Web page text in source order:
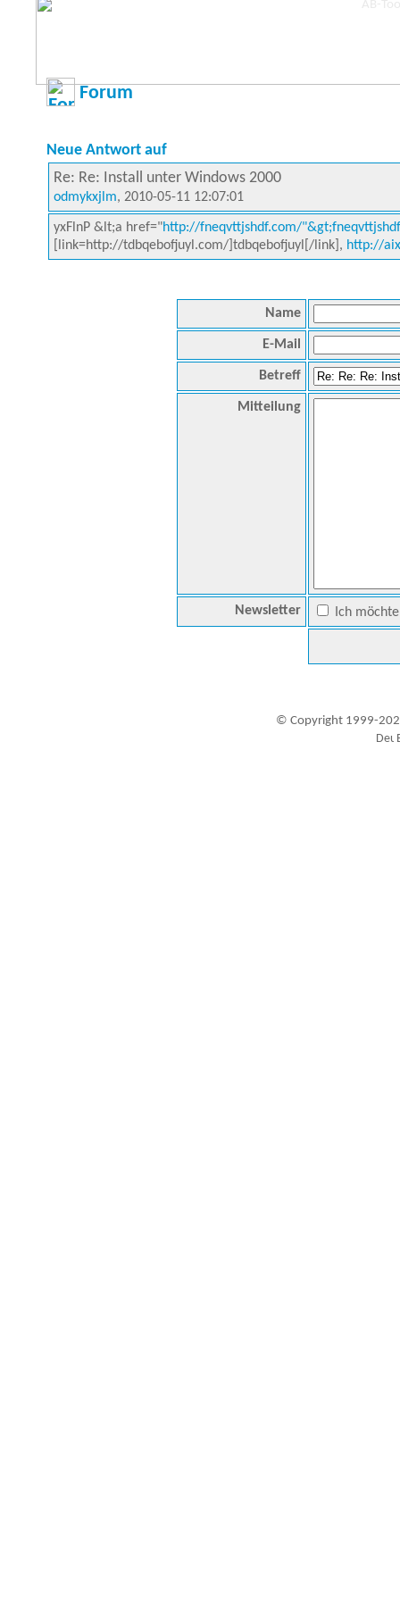
Forum
Neue Antwort auf
Re: Re: Install unter Windows 2000
odmykxjlm, 2010-05-11 12:07:01
yxFlnP &lt;a href="http://fneqvttjshdf.com/
[link=http://tdbqebofjuyl.com/]tdbqebofjuyl[/link], http://
Name
E-Mail
Betreff
Mitteilung
Newsletter Ich
© Copyright 1999-